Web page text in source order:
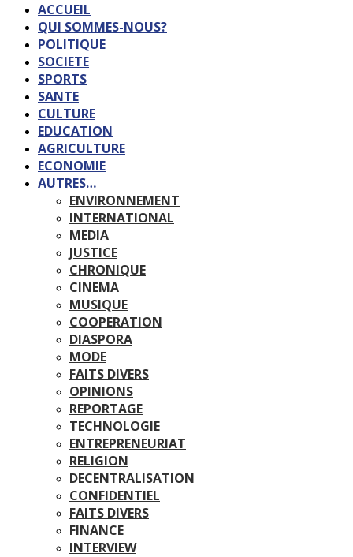
ACCUEIL
QUI SOMMES-NOUS?
POLITIQUE
SOCIETE
SPORTS
SANTE
CULTURE
EDUCATION
AGRICULTURE
ECONOMIE
AUTRES…
ENVIRONNEMENT
INTERNATIONAL
MEDIA
JUSTICE
CHRONIQUE
CINEMA
MUSIQUE
COOPERATION
DIASPORA
MODE
FAITS DIVERS
OPINIONS
REPORTAGE
TECHNOLOGIE
ENTREPRENEURIAT
RELIGION
DECENTRALISATION
CONFIDENTIEL
FAITS DIVERS
FINANCE
INTERVIEW